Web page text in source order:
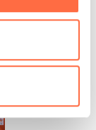
Roeien